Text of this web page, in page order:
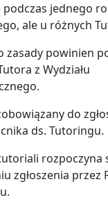
jednego
ale u różnych
zasady powinien
z Wydziału
do
ds. Tutoringu.
rozpoczyna
zgłoszenia przez